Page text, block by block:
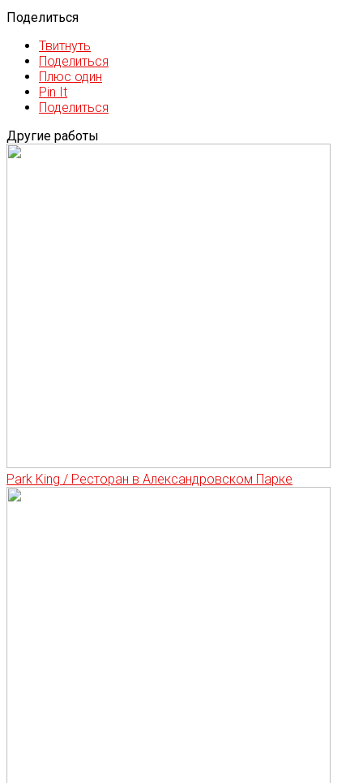
Поделиться
Твитнуть
Поделиться
Плюс один
Pin It
Поделиться
Другие работы
Park King / Ресторан в Александровском Парке